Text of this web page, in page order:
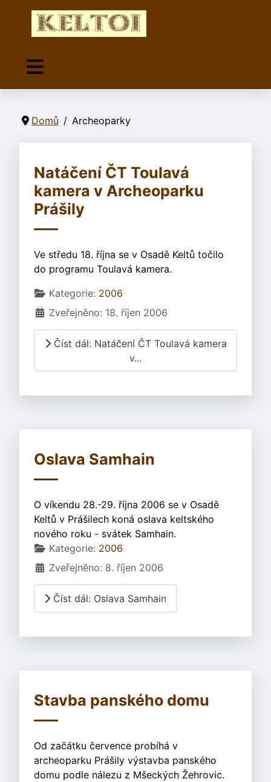
Domů Archeoparky
Natáčení ČT Toulavá
kamera v Archeoparku
Prášily
Ve středu 18. října se v Osadě Keltů točilo
do programu Toulavá kamera.
Základní údaje
Kategorie: 2006
Zveřejněno: 18. říjen 2006
Číst dál: Natáčení ČT Toulavá kamera
v...
Oslava Samhain
O víkendu 28.-29. října 2006 se v Osadě
Keltů v Prášilech koná oslava keltského
nového roku - svátek Samhain.
Základní údaje
Kategorie: 2006
Zveřejněno: 8. říjen 2006
Číst dál: Oslava Samhain
Stavba panského domu
Od začátku července probíhá v
archeoparku Prášily výstavba panského
domu podle nálezu z Mšeckých Žehrovic.